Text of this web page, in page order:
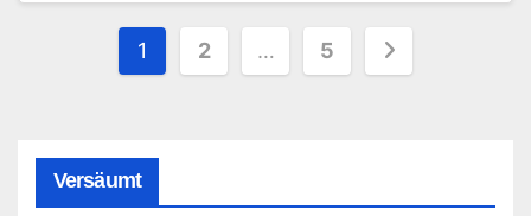
Seitennummerierung
Beiträge
1 2 … 5
Versäumt